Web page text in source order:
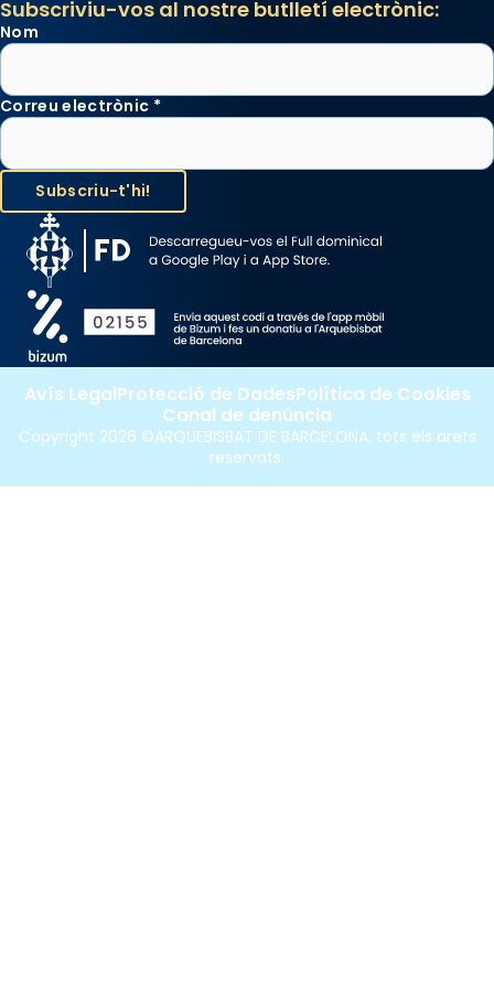
Subscriviu-vos al nostre butlletí electrònic:
Nom
Correu electrònic *
Copyright 2026 ©ARQUEBISBAT DE BARCELONA, tots els drets
reservats.
Avís LegalProtecció de DadesPolítica de Cookies
Canal de denúncia